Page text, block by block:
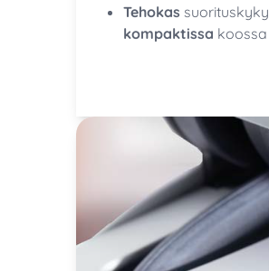
Tehokas suorituskyky
kompaktissa koossa